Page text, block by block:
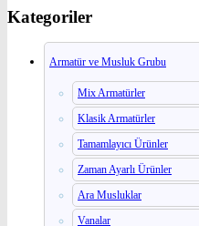
Kategoriler
Armatür ve Musluk Grubu
Mix Armatürler
Klasik Armatürler
Tamamlayıcı Ürünler
Zaman Ayarlı Ürünler
Ara Musluklar
Vanalar